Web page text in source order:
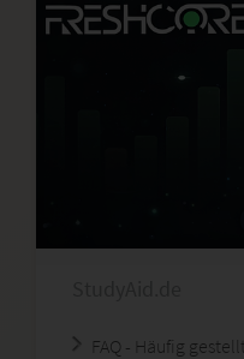
FAQ - Häufig